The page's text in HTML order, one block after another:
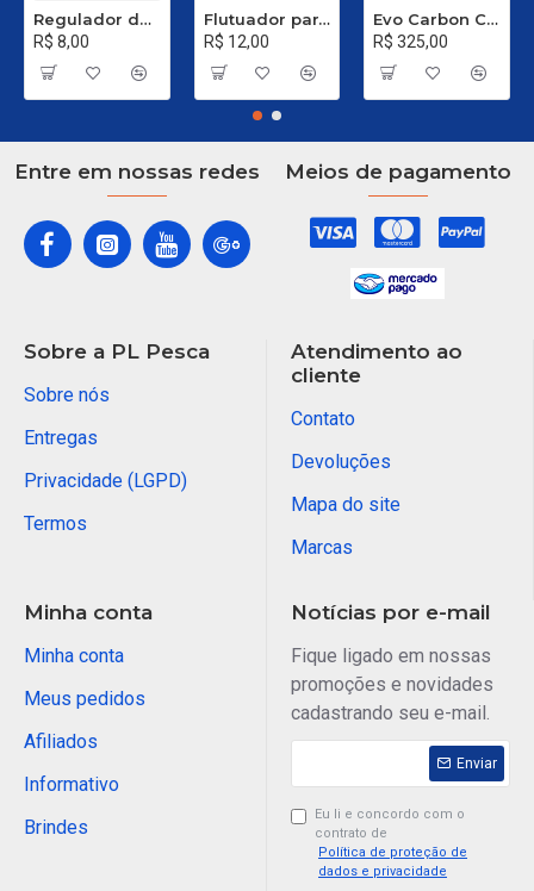
Regulador de Chumbada STOP Nº 1
R$ 8,00
Flutuador para Salsicha Nº 9
R$ 12,00
Evo Carbon C 661 XH - 40 a 80 Libras
R$ 325,00
Entre em nossas redes Meios de pagamento
Sobre a PL Pesca
Sobre nós
Entregas
Privacidade (LGPD)
Termos
Atendimento ao
cliente
Contato
Devoluções
Mapa do site
Marcas
Minha conta
Minha conta
Meus pedidos
Afiliados
Informativo
Brindes
Notícias por e-mail
Fique ligado em nossas
promoções e novidades
cadastrando seu e-mail.
Enviar
Eu li e concordo com o
contrato de
Política de proteção de
dados e privacidade